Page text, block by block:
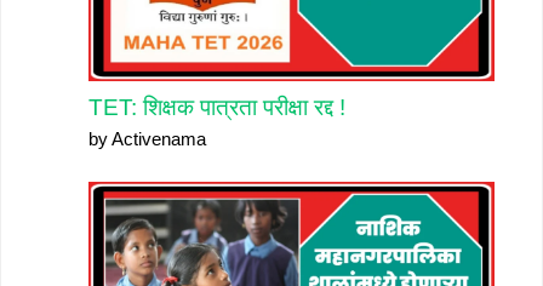
TET: शिक्षक पात्रता परीक्षा रद्द !
by Activenama